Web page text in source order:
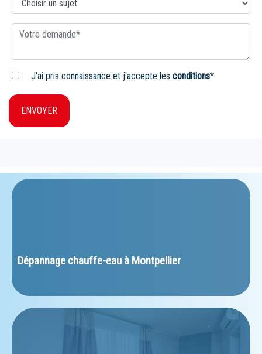
J'ai pris connaissance et j'accepte les conditions*
ENVOYER
﻿Dépannage chauffe-eau à Montpellier